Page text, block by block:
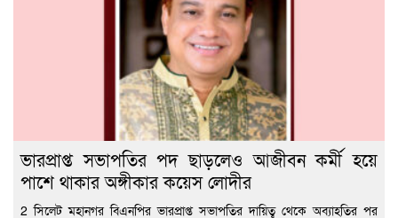
ভারপ্রাপ্ত সভাপতির পদ ছাড়লেও আজীবন কর্মী হয়ে
পাশে থাকার অঙ্গীকার কয়েস লোদীর
2 সিলেট মহানগর বিএনপির ভারপ্রাপ্ত সভাপতির দায়িত্ব থেকে অব্যাহতির পর